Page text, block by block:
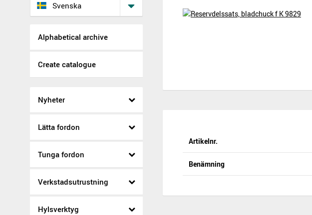
Svenska
Alphabetical archive
Create catalogue
Nyheter
Lätta fordon
Tunga fordon
Verkstadsutrustning
Hylsverktyg
Artikelnr.
Benämning